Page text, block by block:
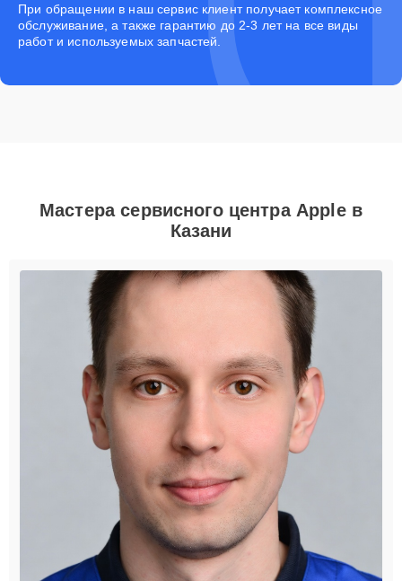
При обращении в наш сервис клиент получает комплексное
обслуживание, а также гарантию до 2-3 лет на все виды
работ и используемых запчастей.
Мастера сервисного центра Apple в
Казани